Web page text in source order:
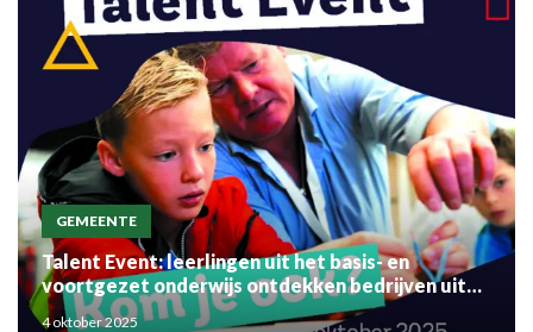
GEMEENTE
Talent Event: leerlingen uit het basis- en
voortgezet onderwijs ontdekken bedrijven uit
de regio
4 oktober 2025